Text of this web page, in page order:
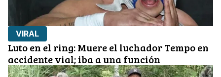
VIRAL
Luto en el ring: Muere el luchador Tempo en
accidente vial; iba a una función